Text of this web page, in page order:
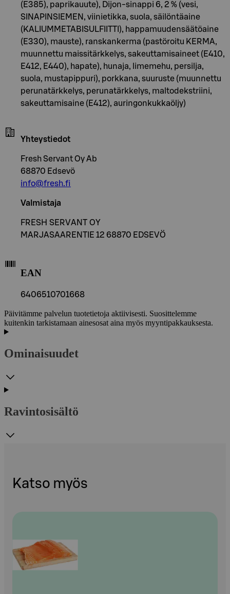
(E385), paprikauute), Dijon-sinappi 6, 2 % (vesi,
SINAPINSIEMEN, viinietikka, suola, säilöntäaine
(KALIUMMETABISULFIITTI), happamuudensäätöaine
(E330), mauste), ranskankerma (pastöroitu KERMA,
muunnettu maissitärkkelys, sakeuttamisaineet (E410,
E412, E440), hapate), hunaja, limemehu, persilja,
suola, mustapippuri), porkkana, suuruste (muunnettu
perunatärkkelys, perunatärkkelys, maltodekstriini,
sakeuttamisaine (E412), auringonkukkaöljy)
Yhteystiedot
Fresh Servant Oy Ab
68870 Edsevö
info@fresh.fi
Valmistaja
FRESH SERVANT OY
MARJASAARENTIE 12 68870 EDSEVÖ
EAN
6406510701668
Päivitämme palvelun tuotetietoja aktiivisesti. Suosittelemme
kuitenkin tarkistamaan ainesosat aina myös myyntipakkauksesta.
Ominaisuudet
Ravintosisältö
Katso myös